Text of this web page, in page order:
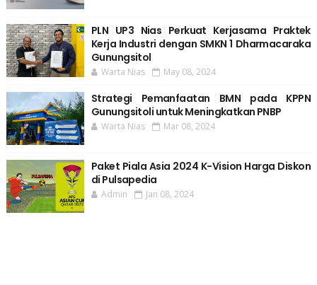
PLN UP3 Nias Perkuat Kerjasama Praktek
Kerja Industri dengan SMKN 1 Dharmacaraka
Gunungsitol
Warta Nias May 08, 2024
Strategi Pemanfaatan BMN pada KPPN
Gunungsitoli untuk Meningkatkan PNBP
Warta Nias Mar 08, 2024
Paket Piala Asia 2024 K-Vision Harga Diskon
di Pulsapedia
Admin Jan 08, 2024